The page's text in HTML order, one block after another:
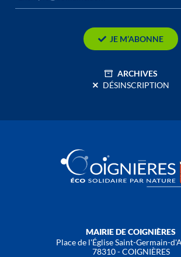
JE M’ABONNE
ARCHIVES
DÉSINSCRIPTION
MAIRIE DE COIGNIÈRES
Place de l'Église Saint-Germain-
78310 - COIGNIÈRES